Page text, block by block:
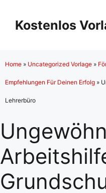
Inhalt
springen
Kostenlos
Home » Uncategorized Vorlage »
Empfehlungen Für Deinen Erfolg »
Lehrerbüro